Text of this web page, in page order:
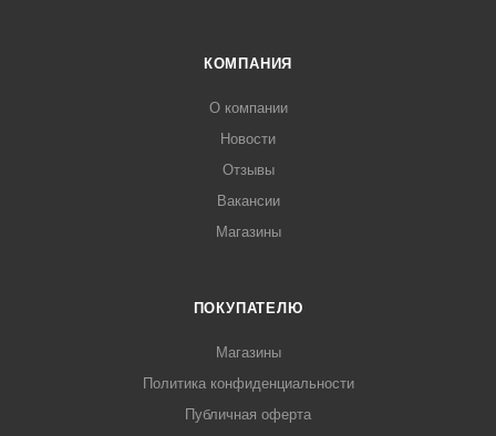
КОМПАНИЯ
О компании
Новости
Отзывы
Вакансии
Магазины
ПОКУПАТЕЛЮ
Магазины
Политика конфиденциальности
Публичная оферта